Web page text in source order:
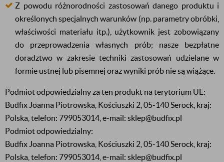
Z powodu różnorodności zastosowań danego produktu i
określonych specjalnych warunków (np. parametry obróbki,
właściwości materiału itp.), użytkownik jest zobowiązany
do przeprowadzenia własnych prób; nasze bezpłatne
doradztwo w zakresie techniki zastosowań udzielane w
formie ustnej lub pisemnej oraz wyniki prób nie są wiążące.
Podmiot odpowiedzialny za ten produkt na terytorium UE:
Budfix Joanna Piotrowska, Kościuszki 2, 05-140 Serock, kraj:
Polska, telefon: 799053014, e-mail: sklep@budfix.pl
Podmiot odpowiedzialny:
Budfix Joanna Piotrowska, Kościuszki 2, 05-140 Serock, kraj:
Polska, telefon: 799053014, e-mail: sklep@budfix.pl